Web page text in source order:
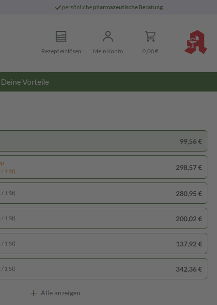
persönliche pharmazeutische Beratung
Rezept einlösen Mein Konto 0,00 €
Deine Vorteile
1 St)
298,57 €
1 St) 280,95 €
1 St) 200,02 €
1 St) 137,92 €
1 St) 342,36 €
99,56 €
Alle anzeigen